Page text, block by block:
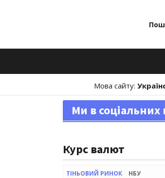
Мова сайту:
Ми в
Курс валют
ТІНЬОВИЙ РИНОК НБУ